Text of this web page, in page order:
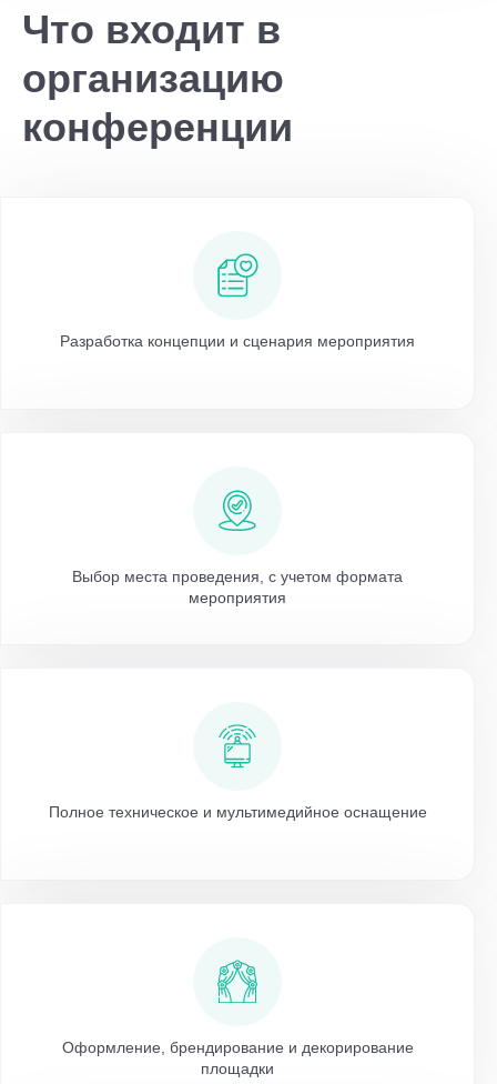
Что входит в
организацию
конференции
Разработка концепции и сценария мероприятия
Выбор места проведения, с учетом формата
мероприятия
Полное техническое и мультимедийное оснащение
Оформление, брендирование и декорирование
площадки